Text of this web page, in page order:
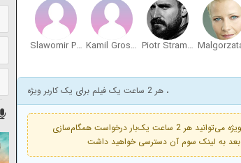
Piotr Stramowski
Kamil Grosicki
Slawomir Peszko
، هر 2 ساعت یک فیلم برای یک کاربر ویژه
فعال است. با خرید اشتراک ویژه می‌توانید هر 2 ساعت یک‌بار درخواست همگام‌سازی